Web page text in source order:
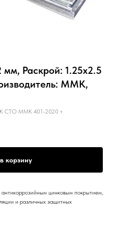
Раскрой: 1.25х2.5
ММК,
СТО ММК 401-2020 т
корзину
цинковым покрытием,
и различных защитных